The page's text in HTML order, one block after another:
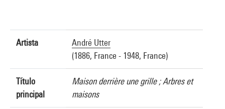
Artista
André Utter
(1886, France - 1948, France)
Título
principal
Maison derrière une grille ; Arbres et
maisons